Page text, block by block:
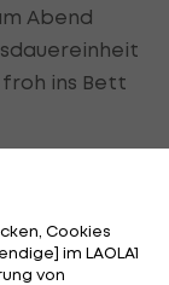
Abend
ins Bett
zur
ist der
Top-
Cookies
im LAOLA1
von